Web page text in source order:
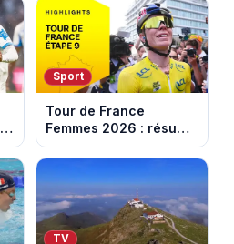
Sport
Tour de France
Femmes 2026 : résumé
vidéo de la dernière
étape à Nice. Demi
Vollering remporte son
deuxième Tour.
TV